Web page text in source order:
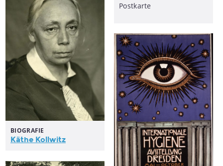
Postkarte
BIOGRAFIE
Käthe Kollwitz